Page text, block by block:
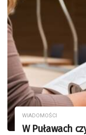
WIADOMOŚCI
W Puławach